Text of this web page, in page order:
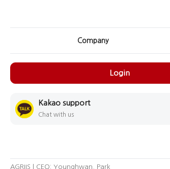
Company
Login
Kakao support
Chat with us
AGRIIS | CEO: Younghwan, Park